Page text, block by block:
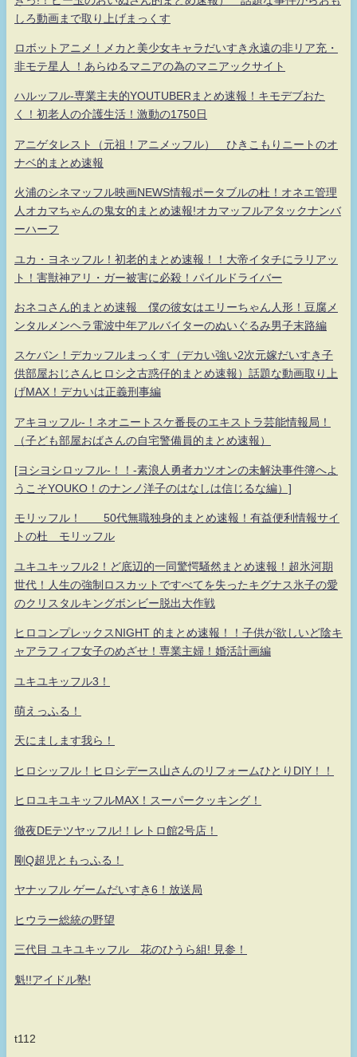
しろ動画まで取り上げまっくす
ロボットアニメ！メカと美少女キャラだいすき永遠の非リア充・
非モテ星人 ！あらゆるマニアの為のマニアックサイト
ハルッフル-専業主夫的YOUTUBERまとめ速報！キモデブおた
く！初老人の介護生活！激動の1750日
アニゲタレスト（元祖！アニメッフル） ひきこもりニートのオ
ナベ的まとめ速報
火浦のシネマッフル映画NEWS情報ポータブルの杜！オネエ管理
人オカマちゃんの鬼女的まとめ速報!オカマッフルアタックナンバ
ーハーフ
ユカ・ヨネッフル！初老的まとめ速報！！大帝イタチにラリアッ
ト！害獣神アリ・ガー被害に必殺！パイルドライバー
おネコさん的まとめ速報 僕の彼女はエリーちゃん人形！豆腐メ
ンタルメンヘラ電波中年アルバイターのぬいぐるみ男子末路編
スケバン！デカッフルまっくす（デカい強い2次元嫁だいすき子
供部屋おじさんヒロシ之古惑仔的まとめ速報）話題な動画取り上
げMAX！デカいは正義刑事編
アキヨッフル-！ネオニートスケ番長のエキストラ芸能情報局！
（子ども部屋おばさんの自宅警備員的まとめ速報）
[ヨシヨシロッフル-！！-素浪人勇者カツオンの未解決事件簿へよ
うこそYOUKO！のナンノ洋子のはなしは信じるな編）]
モリッフル！ 50代無職独身的まとめ速報！有益便利情報サイ
トの杜 モリッフル
ユキユキッフル2！ど底辺的一同驚愕騒然まとめ速報！超氷河期
世代！人生の強制ロスカットですべてを失ったキグナス氷子の愛
のクリスタルキングボンビー脱出大作戦
ヒロコンプレックスNIGHT 的まとめ速報！！子供が欲しいど陰キ
ャアラフィフ女子のめざせ！専業主婦！婚活計画編
ユキユキッフル3！
萌えっふる！
天にまします我ら！
ヒロシッフル！ヒロシデース山さんのリフォームひとりDIY！！
ヒロユキユキッフルMAX！スーパークッキング！
徹夜DEテツヤッフル!！レトロ館2号店！
剛Q超児ともっふる！
ヤナッフル ゲームだいすき6！放送局
ヒウラー総統の野望
三代目 ユキユキッフル 花のひうら組! 見参！
魁!!アイドル塾!
t112